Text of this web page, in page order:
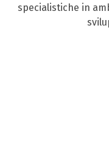
specialistiche in